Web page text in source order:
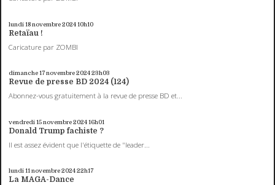
lundi 18novembre 202410h10
Retaïau !
Caricature par ZOMBI
dimanche 17novembre 202423h03
Revue de presse BD 2024 (124)
Abonnez-vous gratuitement à la revue de presse BD et...
vendredi 15novembre 202416h01
Donald Trump fachiste ?
Il est assez évident que l'étiquette de "leader...
lundi 11novembre 202422h17
La MAGA-Dance